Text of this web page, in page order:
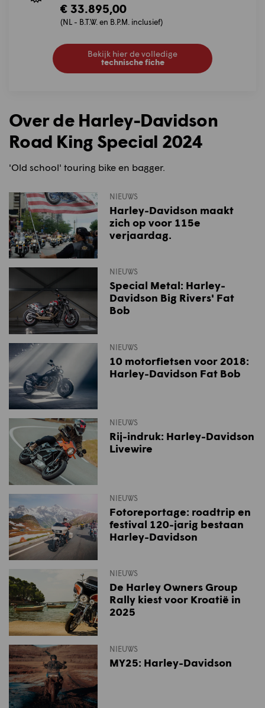
€ 33.895,00
(NL - B.T.W. en B.P.M. inclusief)
Bekijk hier de volledige
technische fiche
Over de Harley-Davidson
Road King Special 2024
'Old school' touring bike en bagger.
NIEUWS
Harley-Davidson maakt
zich op voor 115e
verjaardag.
NIEUWS
Special Metal: Harley-
Davidson Big Rivers' Fat
Bob
NIEUWS
10 motorfietsen voor 2018:
Harley-Davidson Fat Bob
NIEUWS
Rij-indruk: Harley-Davidson
Livewire
NIEUWS
Fotoreportage: roadtrip en
festival 120-jarig bestaan
Harley-Davidson
NIEUWS
De Harley Owners Group
Rally kiest voor Kroatië in
2025
NIEUWS
MY25: Harley-Davidson